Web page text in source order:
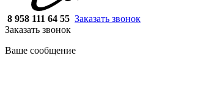
8 958 111 64 55 Заказать звонок
Заказать звонок
Ваше сообщение